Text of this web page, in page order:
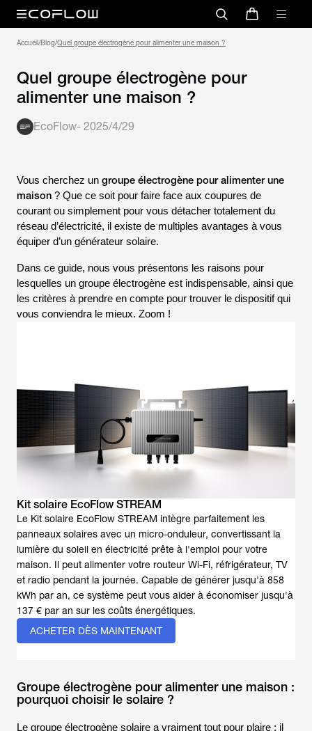
Accueil/Blog/Quel groupe électrogène pour alimenter une maison ?
Quel groupe électrogène pour
alimenter une maison ?
EcoFlow- 2025/4/29
Vous cherchez un groupe électrogène pour alimenter une
maison ? Que ce soit pour faire face aux coupures de
courant ou simplement pour vous détacher totalement du
réseau d’électricité, il existe de multiples avantages à vous
équiper d’un générateur solaire.
Dans ce guide, nous vous présentons les raisons pour
lesquelles un groupe électrogène est indispensable, ainsi que
les critères à prendre en compte pour trouver le dispositif qui
vous conviendra le mieux. Zoom !
Kit solaire EcoFlow STREAM
Le Kit solaire EcoFlow STREAM intègre parfaitement les
panneaux solaires avec un micro-onduleur, convertissant la
lumière du soleil en électricité prête à l'emploi pour votre
maison. Il peut alimenter votre routeur Wi-Fi, réfrigérateur, TV
et radio pendant la journée. Capable de générer jusqu'à 858
kWh par an, ce système peut vous aider à économiser jusqu'à
137 € par an sur les coûts énergétiques.
ACHETER DÈS MAINTENANT
Groupe électrogène pour alimenter une maison :
pourquoi choisir le solaire ?
Le groupe électrogène solaire a vraiment tout pour plaire : il